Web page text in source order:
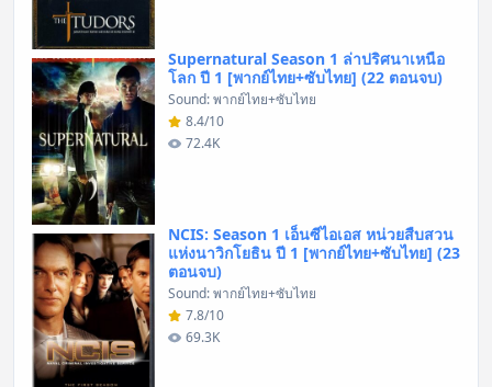
Supernatural Season 1 ล่าปริศนาเหนือ
โลก ปี 1 [พากย์ไทย+ซับไทย] (22 ตอนจบ)
Sound: พากย์ไทย+ซับไทย
8.4/10
72.4K
NCIS: Season 1 เอ็นซีไอเอส หน่วยสืบสวน
แห่งนาวิกโยธิน ปี 1 [พากย์ไทย+ซับไทย] (23
ตอนจบ)
Sound: พากย์ไทย+ซับไทย
7.8/10
69.3K